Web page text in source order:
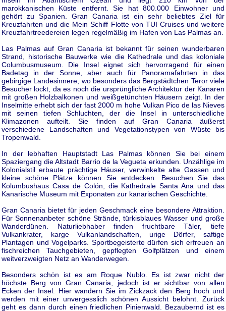
marokkanischen Küste entfernt. Sie hat 800.000 Einwohner und
gehört zu Spanien. Gran Canaria ist ein sehr beliebtes Ziel für
Kreuzfahrten und die Mein Schiff Flotte von TUI Cruises und weitere
Kreuzfahrtreedereien legen regelmäßig im Hafen von Las Palmas an.
Las Palmas auf Gran Canaria ist bekannt für seinen wunderbaren
Strand, historische Bauwerke wie die Kathedrale und das koloniale
Columbusmuseum. Die Insel eignet sich hervorragend für einen
Badetag in der Sonne, aber auch für Panoramafahrten in das
gebirgige Landesinnere, wo besonders das Bergstädtchen Teror viele
Besucher lockt, da es noch die ursprüngliche Architektur der Kanaren
mit großen Holzbalkonen und weißgetünchten Häusern zeigt. In der
Inselmitte erhebt sich der fast 2000 m hohe Vulkan Pico de las Nieves
mit seinen tiefen Schluchten, der die Insel in unterschiedliche
Klimazonen aufteilt. Sie finden auf Gran Canaria äußerst
verschiedene Landschaften und Vegetationstypen von Wüste bis
Tropenwald.
In der lebhaften Hauptstadt Las Palmas können Sie bei einem
Spaziergang die Altstadt Barrio de la Vegueta erkunden. Unzählige im
Kolonialstil erbaute prächtige Häuser, verwinkelte alte Gassen und
kleine schöne Plätze können Sie entdecken. Besuchen Sie das
Kolumbushaus Casa de Colón, die Kathedrale Santa Ana und das
Kanarische Museum mit Exponaten zur kanarischen Geschichte.
Gran Canaria bietet für jeden Geschmack eine besondere Attraktion.
Für Sonnenanbeter schöne Strände, türkisblaues Wasser und große
Wanderdünen. Naturliebhaber finden fruchtbare Täler, tiefe
Vulkankrater, karge Vulkanlandschaften, urige Dörfer, saftige
Plantagen und Vogelparks. Sportbegeisterte dürfen sich erfreuen an
fischreichen Tauchgebieten, gepflegten Golfplätzen und einem
weitverzweigten Netz an Wanderwegen.
Besonders schön ist es am Roque Nublo. Es ist zwar nicht der
höchste Berg von Gran Canaria, jedoch ist er sichtbar von allen
Ecken der Insel. Hier wandern Sie im Zickzack den Berg hoch und
werden mit einer unvergesslich schönen Aussicht belohnt. Zurück
geht es dann durch einen friedlichen Pinienwald. Bezaubernd ist es